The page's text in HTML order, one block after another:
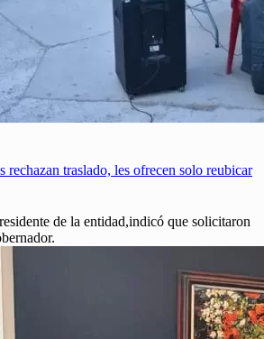
rechazan traslado, les ofrecen solo reubicar
de la entidad,indicó que solicitaron